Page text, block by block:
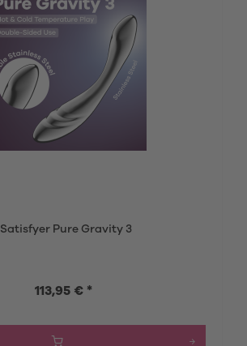
Satisfyer Pure Gravity 3
113,95 € *